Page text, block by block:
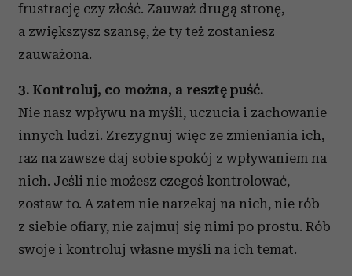
frustrację czy złość. Zauważ drugą stronę,
a zwiększysz szansę, że ty też zostaniesz
zauważona.
3. Kontroluj, co można, a resztę puść.
Nie nasz wpływu na myśli, uczucia i zachowanie
innych ludzi. Zrezygnuj więc ze zmieniania ich,
raz na zawsze daj sobie spokój z wpływaniem na
nich. Jeśli nie możesz czegoś kontrolować,
zostaw to. A zatem nie narzekaj na nich, nie rób
z siebie ofiary, nie zajmuj się nimi po prostu. Rób
swoje i kontroluj własne myśli na ich temat.